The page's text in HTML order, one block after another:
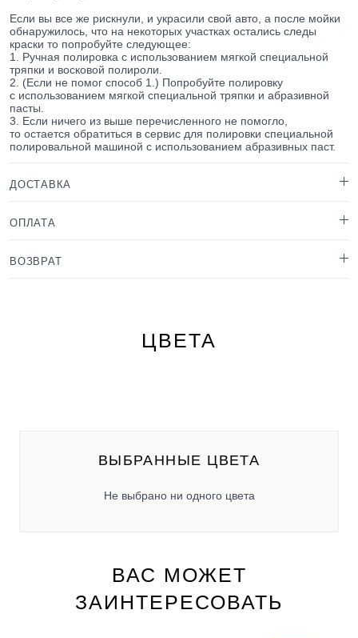
Если вы все же рискнули, и украсили свой авто, а после мойки
обнаружилось, что на некоторых участках остались следы
краски то попробуйте следующее:
1. Ручная полировка с использованием мягкой специальной
тряпки и восковой полироли.
2. (Если не помог способ 1.) Попробуйте полировку
с использованием мягкой специальной тряпки и абразивной
пасты.
3. Если ничего из выше перечисленного не помогло,
то остается обратиться в сервис для полировки специальной
полировальной машиной с использованием абразивных паст.
ДОСТАВКА
ОПЛАТА
ВОЗВРАТ
ЦВЕТА
ВЫБРАННЫЕ ЦВЕТА
Не выбрано ни одного цвета
ВАС МОЖЕТ
ЗАИНТЕРЕСОВАТЬ